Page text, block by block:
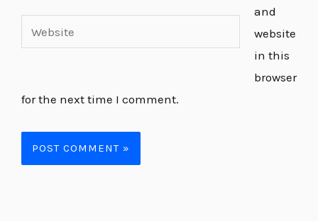
and
website
in this
browser
for the next time I comment.